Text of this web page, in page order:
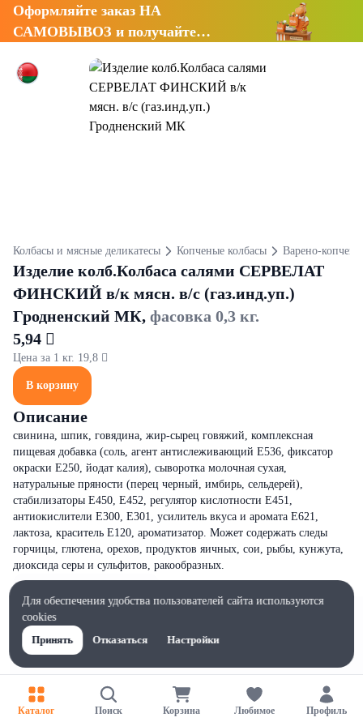
Оформляйте заказ НА
САМОВЫВОЗ и получайте
Колбасы и мясные деликатесы Копченые колбасы Варено-
Изделие колб.Колбаса салями СЕРВЕЛАТ
ФИНСКИЙ в/к мясн. в/с (газ.инд.уп.)
Гродненский МК, фасовка 0,3 кг.
5,94 
Цена за 1 кг. 19,8 
В корзину
Описание
свинина, шпик, говядина, жир-сырец говяжий, комплексная
пищевая добавка (соль, агент антислеживающий Е536, фиксатор
окраски Е250, йодат калия), сыворотка молочная сухая,
натуральные пряности (перец черный, имбирь, сельдерей),
стабилизаторы Е450, Е452, регулятор кислотности Е451,
антиокислители Е300, Е301, усилитель вкуса и аромата Е621,
лактоза, краситель Е120, ароматизатор. Может содержать следы
горчицы, глютена, орехов, продуктов яичных, сои, рыбы, кунжута,
диоксида серы и сульфитов, ракообразных.
Каталог Поиск Корзина Любимое Профиль
Для обеспечения удобства пользователей сайта используются
cookies
Принять
Отказаться Настройки